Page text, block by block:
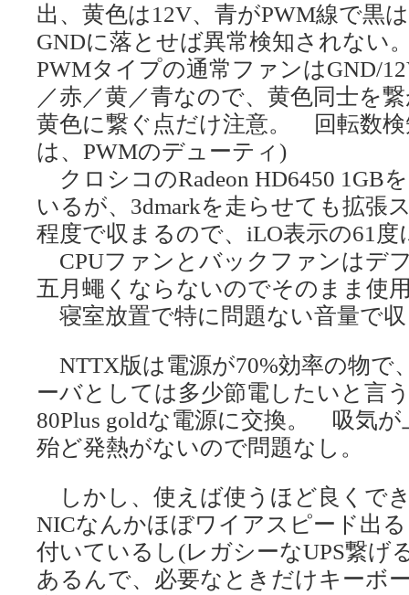
出、黄色は12V、青がPWM線で黒
GNDに落とせば異常検知されない
PWMタイプの通常ファンはGND/
／赤／黄／青なので、黄色同士を
黄色に繋ぐ点だけ注意。 回転数
は、PWMのデューティ)
クロシコのRadeon HD6450 1GB
いるが、3dmarkを走らせても拡張
程度で収まるので、iLO表示の61
CPUファンとバックファンはデ
五月蠅くならないのでそのまま使
寝室放置で特に問題ない音量で
NTTX版は電源が70%効率の物で
ーバとしては多少節電したいと言
80Plus goldな電源に交換。 吸気
殆ど発熱がないので問題なし。
しかし、使えば使うほど良くで
NICなんかほぼワイアスピード出
付いているし(レガシーなUPS繋げ
あるんで、必要なときだけキーボ